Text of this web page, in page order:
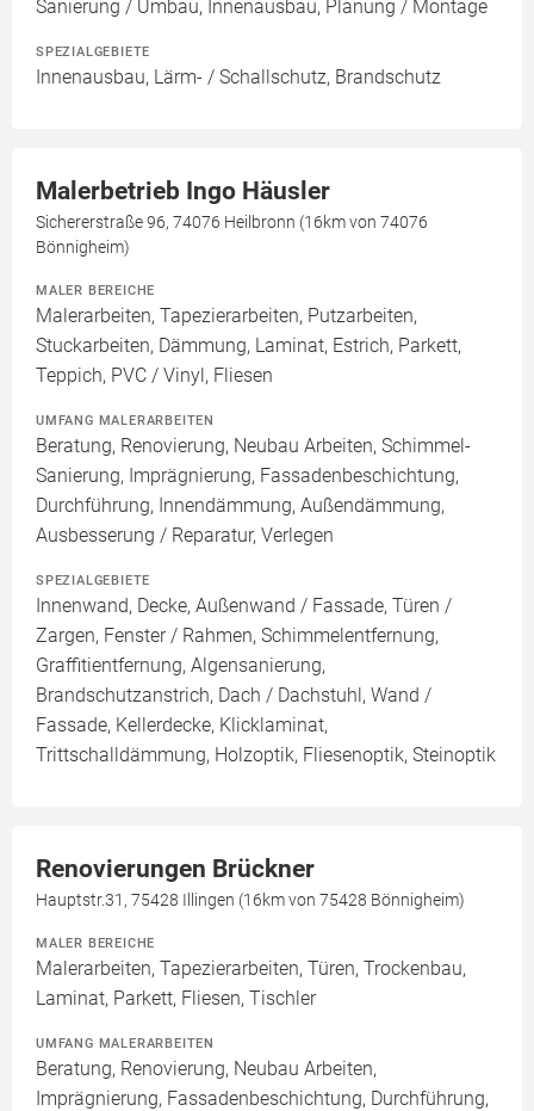
Sanierung / Umbau, Innenausbau, Planung / Montage
SPEZIALGEBIETE
Innenausbau, Lärm- / Schallschutz, Brandschutz
Malerbetrieb Ingo Häusler
Sichererstraße 96, 74076 Heilbronn (16km von 74076
Bönnigheim)
MALER BEREICHE
Malerarbeiten, Tapezierarbeiten, Putzarbeiten,
Stuckarbeiten, Dämmung, Laminat, Estrich, Parkett,
Teppich, PVC / Vinyl, Fliesen
UMFANG MALERARBEITEN
Beratung, Renovierung, Neubau Arbeiten, Schimmel-
Sanierung, Imprägnierung, Fassadenbeschichtung,
Durchführung, Innendämmung, Außendämmung,
Ausbesserung / Reparatur, Verlegen
SPEZIALGEBIETE
Innenwand, Decke, Außenwand / Fassade, Türen /
Zargen, Fenster / Rahmen, Schimmelentfernung,
Graffitientfernung, Algensanierung,
Brandschutzanstrich, Dach / Dachstuhl, Wand /
Fassade, Kellerdecke, Klicklaminat,
Trittschalldämmung, Holzoptik, Fliesenoptik, Steinoptik
Renovierungen Brückner
Hauptstr.31, 75428 Illingen (16km von 75428 Bönnigheim)
MALER BEREICHE
Malerarbeiten, Tapezierarbeiten, Türen, Trockenbau,
Laminat, Parkett, Fliesen, Tischler
UMFANG MALERARBEITEN
Beratung, Renovierung, Neubau Arbeiten,
Imprägnierung, Fassadenbeschichtung, Durchführung,